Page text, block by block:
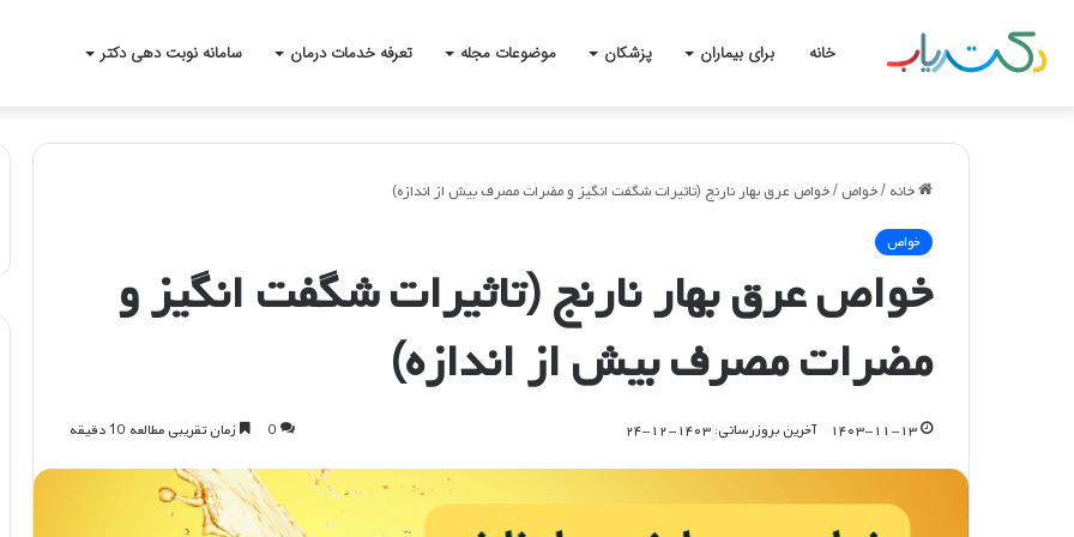
خانه برای بیماران پزشکان موضوعات مجله تعرفه خدمات درمان سامانه نوبت دهی دکتر
خانه /خواص/خواص عرق بهار نارنج (تاثیرات شگفت انگیز و مضرات مصرف بیش از اندازه)
خواص
خواص عرق بهار نارنج (تاثیرات شگفت انگیز و
مضرات مصرف بیش از اندازه)
۱۴۰۳-۱۱-۱۳ آخرین بروزرسانی: ۱۴۰۳-۱۲-۲۴ 0 زمان تقریبی مطالعه 10 دقیقه